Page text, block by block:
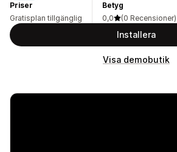
Priser
Gratisplan tillgänglig
Betyg
0,0
(0 Recensioner)
Installera
Visa demobutik